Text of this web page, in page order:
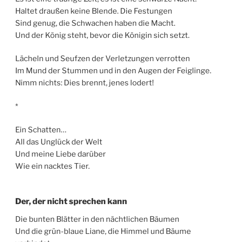
Haltet draußen keine Blende. Die Festungen
Sind genug, die Schwachen haben die Macht.
Und der König steht, bevor die Königin sich setzt.
Lächeln und Seufzen der Verletzungen verrotten
Im Mund der Stummen und in den Augen der Feiglinge.
Nimm nichts: Dies brennt, jenes lodert!
*
Ein Schatten…
All das Unglück der Welt
Und meine Liebe darüber
Wie ein nacktes Tier.
Der, der nicht sprechen kann
Die bunten Blätter in den nächtlichen Bäumen
Und die grün-blaue Liane, die Himmel und Bäume